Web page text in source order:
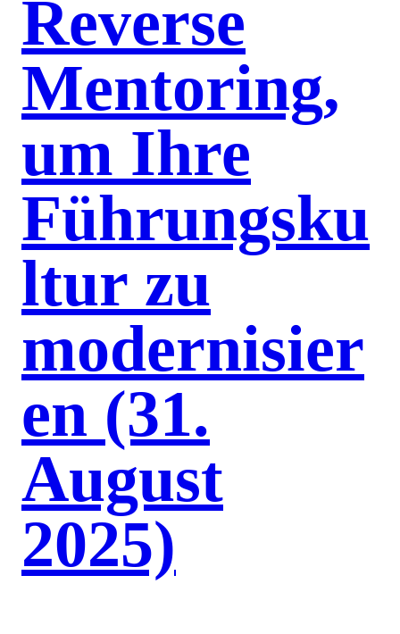
Reverse
Mentoring,
um Ihre
Führungsku
ltur zu
modernisier
en (31.
August
2025)